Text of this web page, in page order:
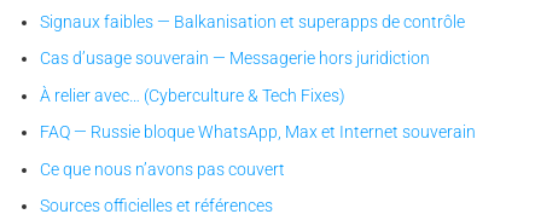
Signaux faibles — Balkanisation et superapps de contrôle
Cas d’usage souverain — Messagerie hors juridiction
À relier avec… (Cyberculture & Tech Fixes)
FAQ — Russie bloque WhatsApp, Max et Internet souverain
Ce que nous n’avons pas couvert
Sources officielles et références